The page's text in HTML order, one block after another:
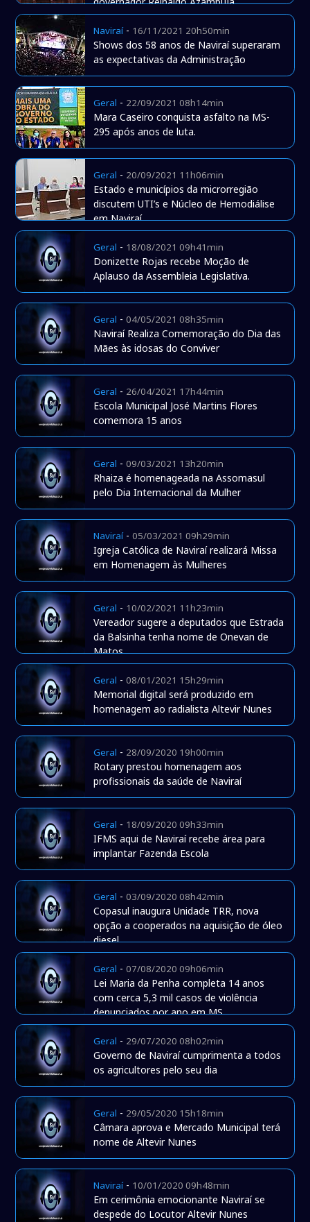
Naviraí- 16/11/2021 20h50min
Shows dos 58 anos de Naviraí superaram
as expectativas da Administração
Geral - 22/09/2021 08h14min
Mara Caseiro conquista asfalto na MS-
295 após anos de luta.
Geral - 20/09/2021 11h06min
Estado e municípios da microrregião
discutem UTI’s e Núcleo de Hemodiálise
em Naviraí.
Geral - 18/08/2021 09h41min
Donizette Rojas recebe Moção de
Aplauso da Assembleia Legislativa.
Geral -04/05/2021 08h35min
Naviraí Realiza Comemoração do Dia das
Mães às idosas do Conviver
Geral - 26/04/2021 17h44min
Escola Municipal José Martins Flores
comemora 15 anos
Geral -09/03/2021 13h20min
Rhaiza é homenageada na Assomasul
pelo Dia Internacional da Mulher
Naviraí-05/03/2021 09h29min
Igreja Católica de Naviraí realizará Missa
em Homenagem às Mulheres
Geral - 10/02/2021 11h23min
Vereador sugere a deputados que Estrada
da Balsinha tenha nome de Onevan de
Matos
Geral -08/01/2021 15h29min
Memorial digital será produzido em
homenagem ao radialista Altevir Nunes
Geral - 28/09/2020 19h00min
Rotary prestou homenagem aos
profissionais da saúde de Naviraí
Geral - 18/09/2020 09h33min
IFMS aqui de Naviraí recebe área para
implantar Fazenda Escola
Geral -03/09/2020 08h42min
Copasul inaugura Unidade TRR, nova
opção a cooperados na aquisição de óleo
diesel
Geral -07/08/2020 09h06min
Lei Maria da Penha completa 14 anos
com cerca 5,3 mil casos de violência
denunciados por ano em MS
Geral - 29/07/2020 08h02min
Governo de Naviraí cumprimenta a todos
os agricultores pelo seu dia
Geral - 29/05/2020 15h18min
Câmara aprova e Mercado Municipal terá
nome de Altevir Nunes
Naviraí- 10/01/2020 09h48min
Em cerimônia emocionante Naviraí se
despede do Locutor Altevir Nunes